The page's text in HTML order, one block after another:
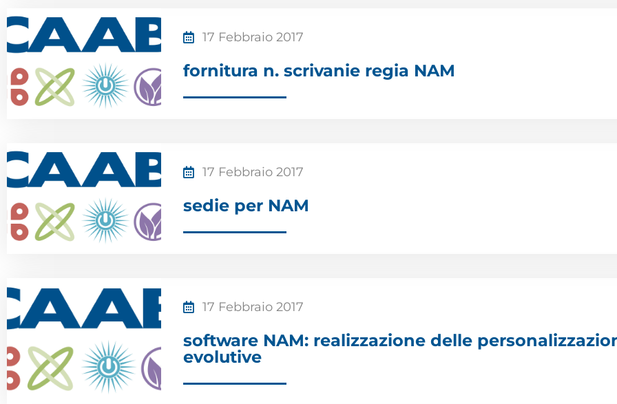
17 Febbraio 2017
fornitura n. scrivanie regia NAM
17 Febbraio 2017
sedie per NAM
17 Febbraio 2017
software NAM: realizzazione delle
evolutive